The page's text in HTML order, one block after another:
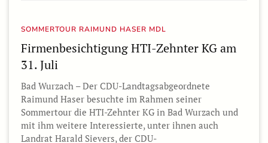
SOMMERTOUR RAIMUND HASER MDL
Firmenbesichtigung HTI-Zehnter KG am
31. Juli
Bad Wurzach – Der CDU-Landtagsabgeordnete
Raimund Haser besuchte im Rahmen seiner
Sommertour die HTI-Zehnter KG in Bad Wurzach und
mit ihm weitere Interessierte, unter ihnen auch
Landrat Harald Sievers, der CDU-